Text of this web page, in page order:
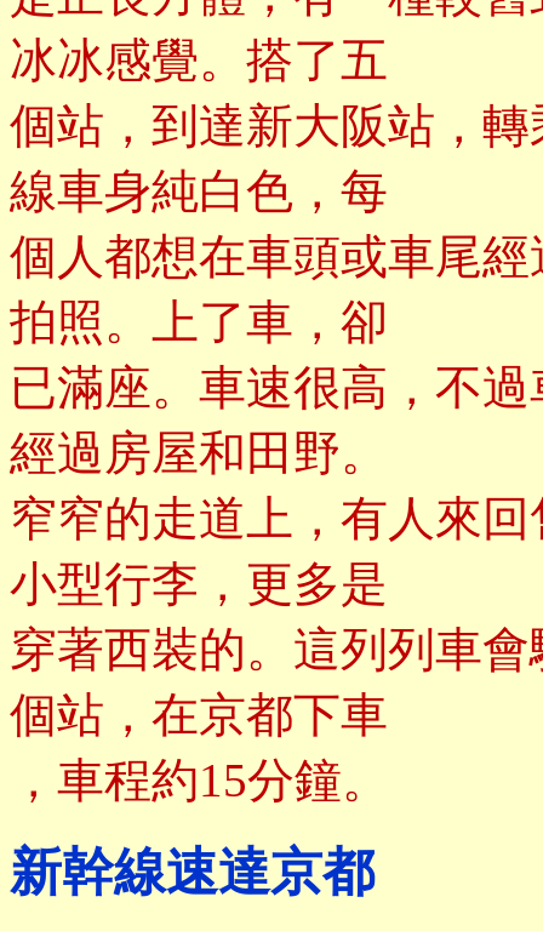
冰冰感覺。搭了五
個站，到達新大阪站，
線車身純白色，每
個人都想在車頭或車尾
拍照。上了車，卻
已滿座。車速很高，不
經過房屋和田野。
窄窄的走道上，有人來
小型行李，更多是
穿著西裝的。這列列車
個站，在京都下車
，車程約15分鐘。
新幹線速達京都